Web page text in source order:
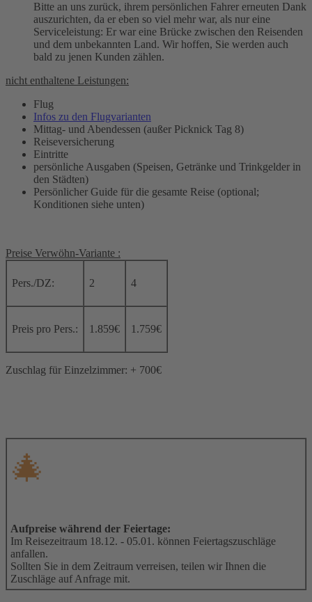
Bitte an uns zurück, ihrem persönlichen Fahrer erneuten Dank
auszurichten, da er eben so viel mehr war, als nur eine
Serviceleistung: Er war eine Brücke zwischen den Reisenden
und dem unbekannten Land. Wir hoffen, Sie werden auch
bald zu jenen Kunden zählen.
nicht enthaltene Leistungen:
Flug
Infos zu den Flugvarianten
Mittag- und Abendessen (außer Picknick Tag 8)
Reiseversicherung
Eintritte
persönliche Ausgaben (Speisen, Getränke und Trinkgelder in
den Städten)
Persönlicher Guide für die gesamte Reise (optional;
Konditionen siehe unten)
Preise Verwöhn-Variante :
Pers./DZ: 2 4
Preis pro Pers.: 1.859€ 1.759€
Zuschlag für Einzelzimmer: + 700€
🎄
Aufpreise während der Feiertage:
Im Reisezeitraum 18.12. - 05.01. können Feiertagszuschläge
anfallen.
Sollten Sie in dem Zeitraum verreisen, teilen wir Ihnen die
Zuschläge auf Anfrage mit.